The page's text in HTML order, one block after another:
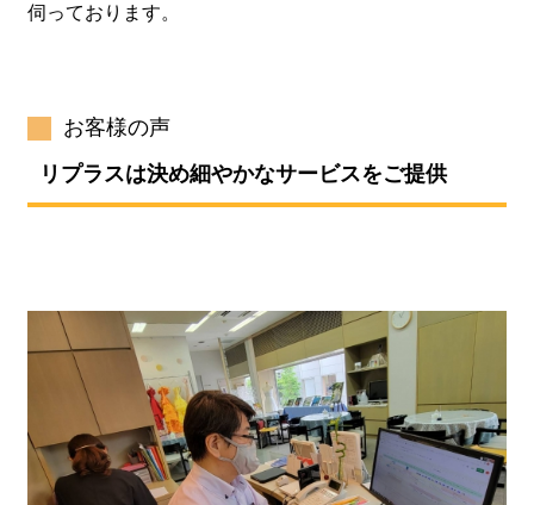
伺っております。
お客様の声
リプラスは決め細やかなサービスをご提供